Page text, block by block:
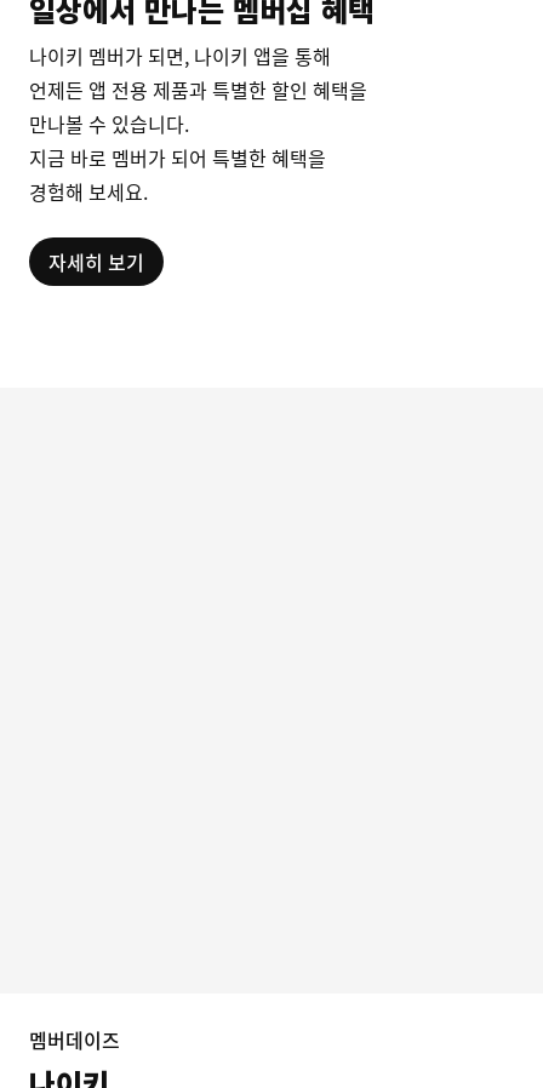
일상에서 만나는 멤버십 혜택
나이키 멤버가 되면, 나이키 앱을 통해
언제든 앱 전용 제품과 특별한 할인 혜택을
만나볼 수 있습니다.
지금 바로 멤버가 되어 특별한 혜택을
경험해 보세요.
자세히 보기
멤버데이즈